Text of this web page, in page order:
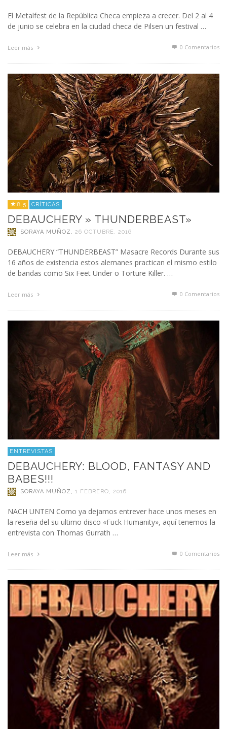
El Metalfest de la República Checa empieza a crecer. Del 2 al 4
de junio se celebra en la ciudad checa de Pilsen un festival …
Leer más 0 Comentarios
8.5 CRÍTICAS
DEBAUCHERY » THUNDERBEAST»
SORAYA MUÑOZ , 26 OCTUBRE, 2016
DEBAUCHERY “THUNDERBEAST” Masacre Records Durante sus
16 años de existencia estos alemanes practican el mismo estilo
de bandas como Six Feet Under o Torture Killer. …
Leer más 0 Comentarios
ENTREVISTAS
DEBAUCHERY: BLOOD, FANTASY AND
BABES!!!
SORAYA MUÑOZ , 1 FEBRERO, 2016
NACH UNTEN Como ya dejamos entrever hace unos meses en
la reseña del su ultimo disco «Fuck Humanity», aquí tenemos la
entrevista con Thomas Gurrath …
Leer más 0 Comentarios